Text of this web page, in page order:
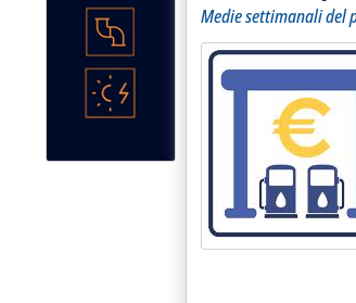
Medie settimanali del